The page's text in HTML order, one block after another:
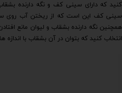
کنید که دارای سینی کف و نگه دارنده
سینی کف این است که از ریختن آب روی
همچنین نگه دارنده بشقاب و لیوان مانع
انتخاب کنید که بتوان در آن بشقاب با اندازه